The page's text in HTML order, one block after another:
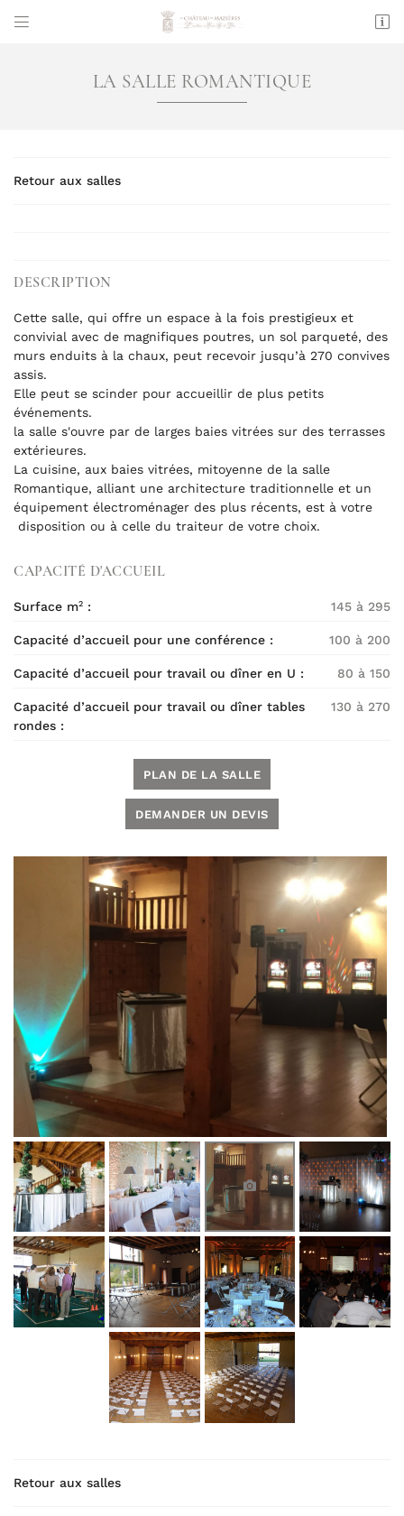

Accueil
château
Loisirs

UNE
06 50 54 45
RESTEZ
INSCRIPTION
06 50 54 45 72
 Adresse email de réception
En cochant cette case, vous consentez à recevoir nos propositions
commerciales à l'adresse email indiqué ci-dessus. Vous pouvez vous
désinscrire à tout moment en utilisant le formulaire de désinscription .
LA SALLE ROMANTIQUE
DESCRIPTION
Cette salle, qui offre un espace à la fois prestigieux et
convivial avec de magnifiques poutres, un sol parqueté, des
murs enduits à la chaux, peut recevoir jusqu’à 270 convives
assis.
Elle peut se scinder pour accueillir de plus petits
événements.
la salle s'ouvre par de larges baies vitrées sur des terrasses
extérieures.
La cuisine, aux baies vitrées, mitoyenne de la salle
Romantique, alliant une architecture traditionnelle et un
équipement électroménager des plus récents, est à votre
disposition ou à celle du traiteur de votre choix.
CAPACITÉ D'ACCUEIL
Surface m2 : 145 à 295
Capacité d’accueil pour une conférence : 100 à 200
Capacité d’accueil pour travail ou dîner en U : 80 à 150
Capacité d’accueil pour travail ou dîner tables
rondes :
130 à 270
PLAN DE LA SALLE
DEMANDER UN DEVIS
Retour aux salles
Retour aux salles